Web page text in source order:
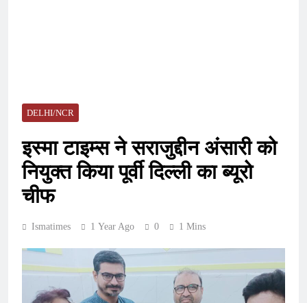
DELHI/NCR
इस्मा टाइम्स ने सराजुद्दीन अंसारी को
नियुक्त किया पूर्वी दिल्ली का ब्यूरो
चीफ
Ismatimes 1 Year Ago 0 1 Mins